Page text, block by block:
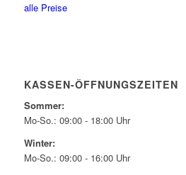
alle Preise
KASSEN-ÖFFNUNGSZEITEN
Sommer:
Mo-So.: 09:00 - 18:00 Uhr
Winter:
Mo-So.: 09:00 - 16:00 Uhr